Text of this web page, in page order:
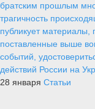
братским прошлым
трагичность
публикует
поставленные выше
событий,
действий России на
28 января Статьи